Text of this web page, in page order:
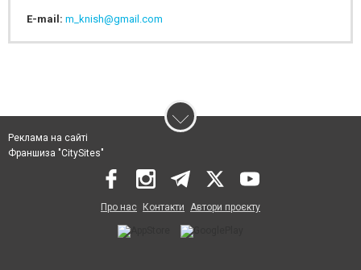
E-mail: m_knish@gmail.com
Реклама на сайті
Франшиза "CitySites"
Про нас Контакти Автори проєкту